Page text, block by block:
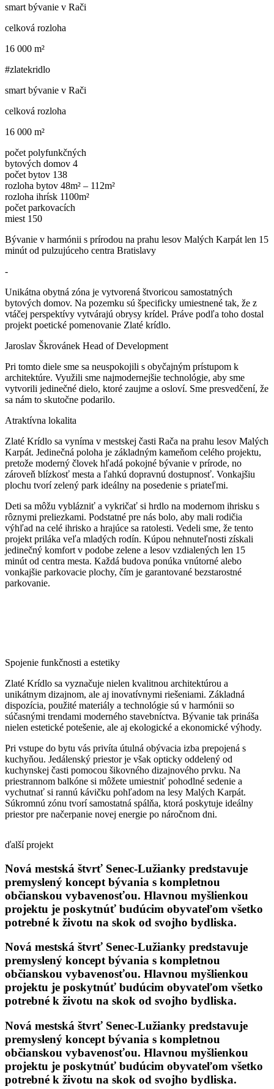
smart bývanie v Rači
celková rozloha
16 000 m²
#zlatekridlo
smart bývanie v Rači
celková rozloha
16 000 m²
počet polyfunkčných
bytových domov 4
počet bytov 138
rozloha bytov 48m² – 112m²
rozloha ihrísk 1100m²
počet parkovacích
miest 150
Bývanie v harmónii s prírodou na prahu lesov Malých Karpát len 15
minút od pulzujúceho centra Bratislavy
-
Unikátna obytná zóna je vytvorená štvoricou samostatných
bytových domov. Na pozemku sú špecificky umiestnené tak, že z
vtáčej perspektívy vytvárajú obrysy krídel. Práve podľa toho dostal
projekt poetické pomenovanie Zlaté krídlo.
Jaroslav Škrovánek Head of Development
Pri tomto diele sme sa neuspokojili s obyčajným prístupom k
architektúre. Využili sme najmodernejšie technológie, aby sme
vytvorili jedinečné dielo, ktoré zaujme a osloví. Sme presvedčení, že
sa nám to skutočne podarilo.
Atraktívna lokalita
Zlaté Krídlo sa vyníma v mestskej časti Rača na prahu lesov Malých
Karpát. Jedinečná poloha je základným kameňom celého projektu,
pretože moderný človek hľadá pokojné bývanie v prírode, no
zároveň blízkosť mesta a ľahkú dopravnú dostupnosť. Vonkajšiu
plochu tvorí zelený park ideálny na posedenie s priateľmi.
Deti sa môžu vyblázniť a vykričať si hrdlo na modernom ihrisku s
rôznymi preliezkami. Podstatné pre nás bolo, aby mali rodičia
výhľad na celé ihrisko a hrajúce sa ratolesti. Vedeli sme, že tento
projekt priláka veľa mladých rodín. Kúpou nehnuteľnosti získali
jedinečný komfort v podobe zelene a lesov vzdialených len 15
minút od centra mesta. Každá budova ponúka vnútorné alebo
vonkajšie parkovacie plochy, čím je garantované bezstarostné
parkovanie.
Spojenie funkčnosti a estetiky
Zlaté Krídlo sa vyznačuje nielen kvalitnou architektúrou a
unikátnym dizajnom, ale aj inovatívnymi riešeniami. Základná
dispozícia, použité materiály a technológie sú v harmónii so
súčasnými trendami moderného stavebníctva. Bývanie tak prináša
nielen estetické potešenie, ale aj ekologické a ekonomické výhody.
Pri vstupe do bytu vás privíta útulná obývacia izba prepojená s
kuchyňou. Jedálenský priestor je však opticky oddelený od
kuchynskej časti pomocou šikovného dizajnového prvku. Na
priestrannom balkóne si môžete umiestniť pohodlné sedenie a
vychutnať si rannú kávičku pohľadom na lesy Malých Karpát.
Súkromnú zónu tvorí samostatná spálňa, ktorá poskytuje ideálny
priestor pre načerpanie novej energie po náročnom dni.
ďalší projekt
Nová mestská štvrť Senec-Lužianky predstavuje
premyslený koncept bývania s kompletnou
občianskou vybavenosťou. Hlavnou myšlienkou
projektu je poskytnúť budúcim obyvateľom všetko
potrebné k životu na skok od svojho bydliska.
Nová mestská štvrť Senec-Lužianky predstavuje
premyslený koncept bývania s kompletnou
občianskou vybavenosťou. Hlavnou myšlienkou
projektu je poskytnúť budúcim obyvateľom všetko
potrebné k životu na skok od svojho bydliska.
Nová mestská štvrť Senec-Lužianky predstavuje
premyslený koncept bývania s kompletnou
občianskou vybavenosťou. Hlavnou myšlienkou
projektu je poskytnúť budúcim obyvateľom všetko
potrebné k životu na skok od svojho bydliska.